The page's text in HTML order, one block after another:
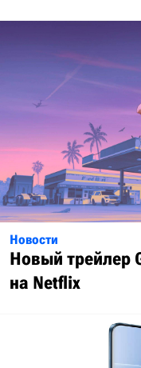
Новости
Новый трейлер
на Netflix